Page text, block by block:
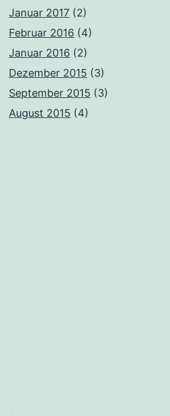
Januar 2017 (2)
Februar 2016 (4)
Januar 2016 (2)
Dezember 2015 (3)
September 2015 (3)
August 2015 (4)